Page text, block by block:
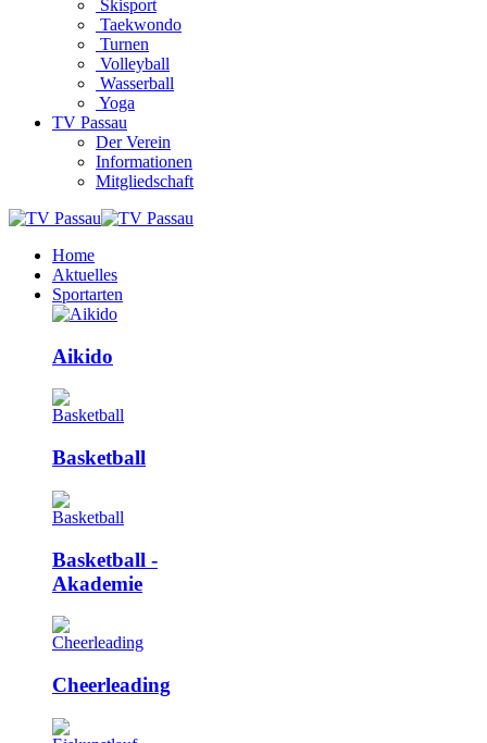
Skisport
Taekwondo
Turnen
Volleyball
Wasserball
Yoga
TV Passau
Der Verein
Informationen
Mitgliedschaft
Home
Aktuelles
Sportarten
Aikido
Basketball
Basketball ­
Akademie
Cheerleading